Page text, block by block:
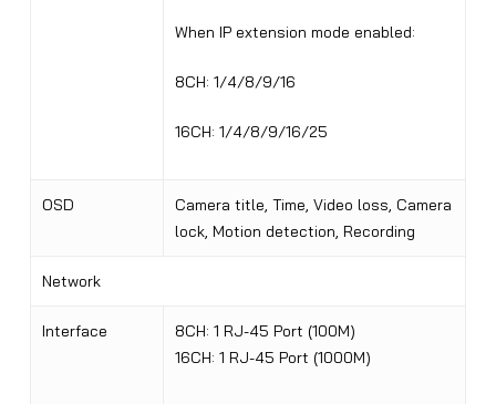
When IP extension mode enabled:
8CH: 1/4/8/9/16
16CH: 1/4/8/9/16/25
OSD
Camera title, Time, Video loss, Camera
lock, Motion detection, Recording
Network
Interface
8CH: 1 RJ-45 Port (100M)
16CH: 1 RJ-45 Port (1000M)